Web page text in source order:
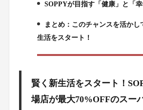
4.
SOPPYが目指す「健康」と「幸
まとめ：このチャンスを活かし
生活をスタート！
賢く新生活をスタート！
場店が最大70%OFFのスー